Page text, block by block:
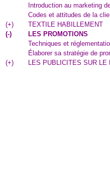
Introduction au marketing
Codes et attitudes de la
(+)
TEXTILE HABILLEMENT
(-)
LES PROMOTIONS
Techniques et
Élaborer sa stratégie de
(+) LES PUBLICITES SUR LE